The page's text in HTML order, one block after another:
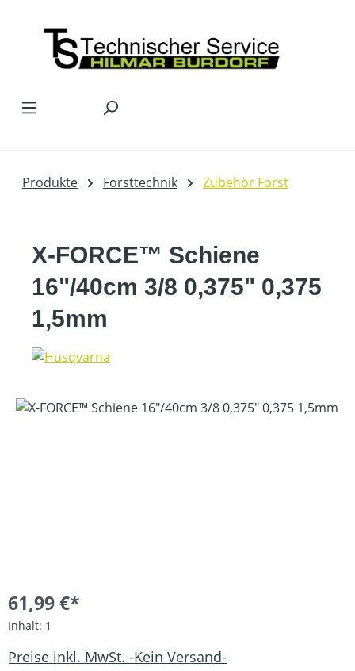
Produkte Forsttechnik Zubehör Forst
X-FORCE™ Schiene
16"/40cm 3/8 0,375" 0,375
1,5mm
Bildergalerie überspringen
61,99 €*
Inhalt: 1
Preise inkl. MwSt. -Kein Versand-